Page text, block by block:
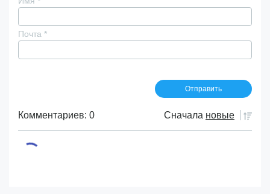
Почта *
Комментариев: 0 Сначала новые